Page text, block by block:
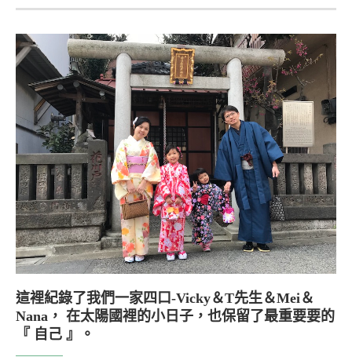
這裡紀錄了我們一家四口-Vicky＆T先生＆Mei＆
Nana， 在太陽國裡的小日子，也保留了最重要要的
『 自己 』。